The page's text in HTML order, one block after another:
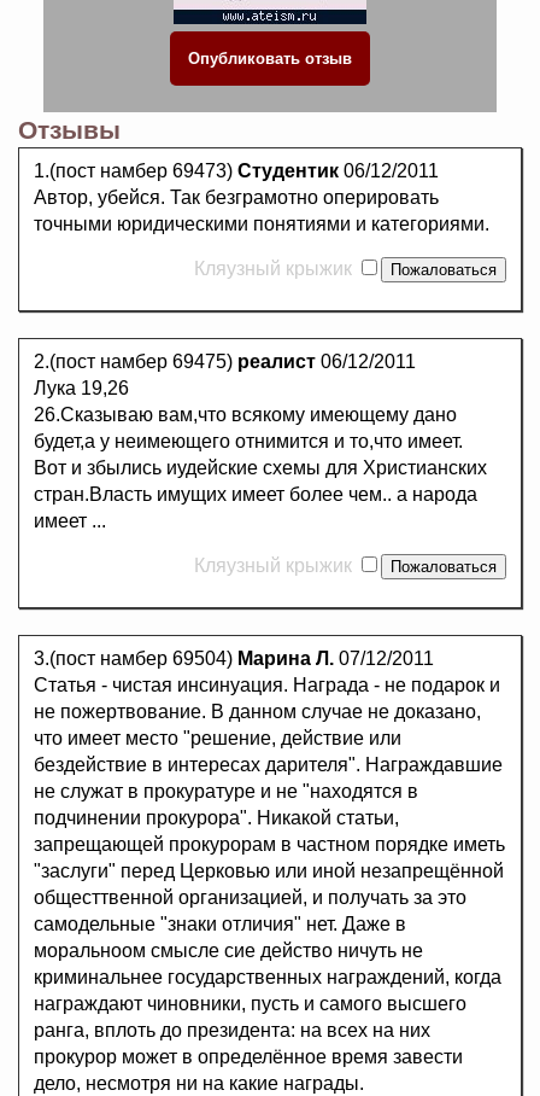
Отзывы
1.(пост намбер 69473) Студентик 06/12/2011
Автор, убейся. Так безграмотно оперировать
точными юридическими понятиями и категориями.
Кляузный крыжик
2.(пост намбер 69475) реалист 06/12/2011
Лука 19,26
26.Сказываю вам,что всякому имеющему дано
будет,а у неимеющего отнимится и то,что имеет.
Вот и збылись иудейские схемы для Христианских
стран.Власть имущих имеет более чем.. а народа
имеет ...
Кляузный крыжик
3.(пост намбер 69504) Марина Л. 07/12/2011
Статья - чистая инсинуация. Награда - не подарок и
не пожертвование. В данном случае не доказано,
что имеет место "решение, действие или
бездействие в интересах дарителя". Награждавшие
не служат в прокуратуре и не "находятся в
подчинении прокурора". Никакой статьи,
запрещающей прокурорам в частном порядке иметь
"заслуги" перед Церковью или иной незапрещённой
общесттвенной организацией, и получать за это
самодельные "знаки отличия" нет. Даже в
моральноом смысле сие действо ничуть не
криминальнее государственных награждений, когда
награждают чиновники, пусть и самого высшего
ранга, вплоть до президента: на всех на них
прокурор может в определённое время завести
дело, несмотря ни на какие награды.